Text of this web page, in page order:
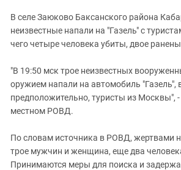
КАВКАЗ ЗА
Ингушетия
Кабардино-Балкария
Калмыкия
Карачаево-Черкесия
Краснодарский край
Российская Федерация
Ростовская область
В селе Заюково Баксанского района
неизвестные напали на "Газель" с
чего четыре человека убиты, двое
"В 19:50 мск трое неизвестных
оружием напали на автомобиль "Газель",
предположительно, туристы из Москвы",
местном РОВД.
По словам источника в РОВД, жертвами
трое мужчин и женщина, еще два
Принимаются меры для поиска и